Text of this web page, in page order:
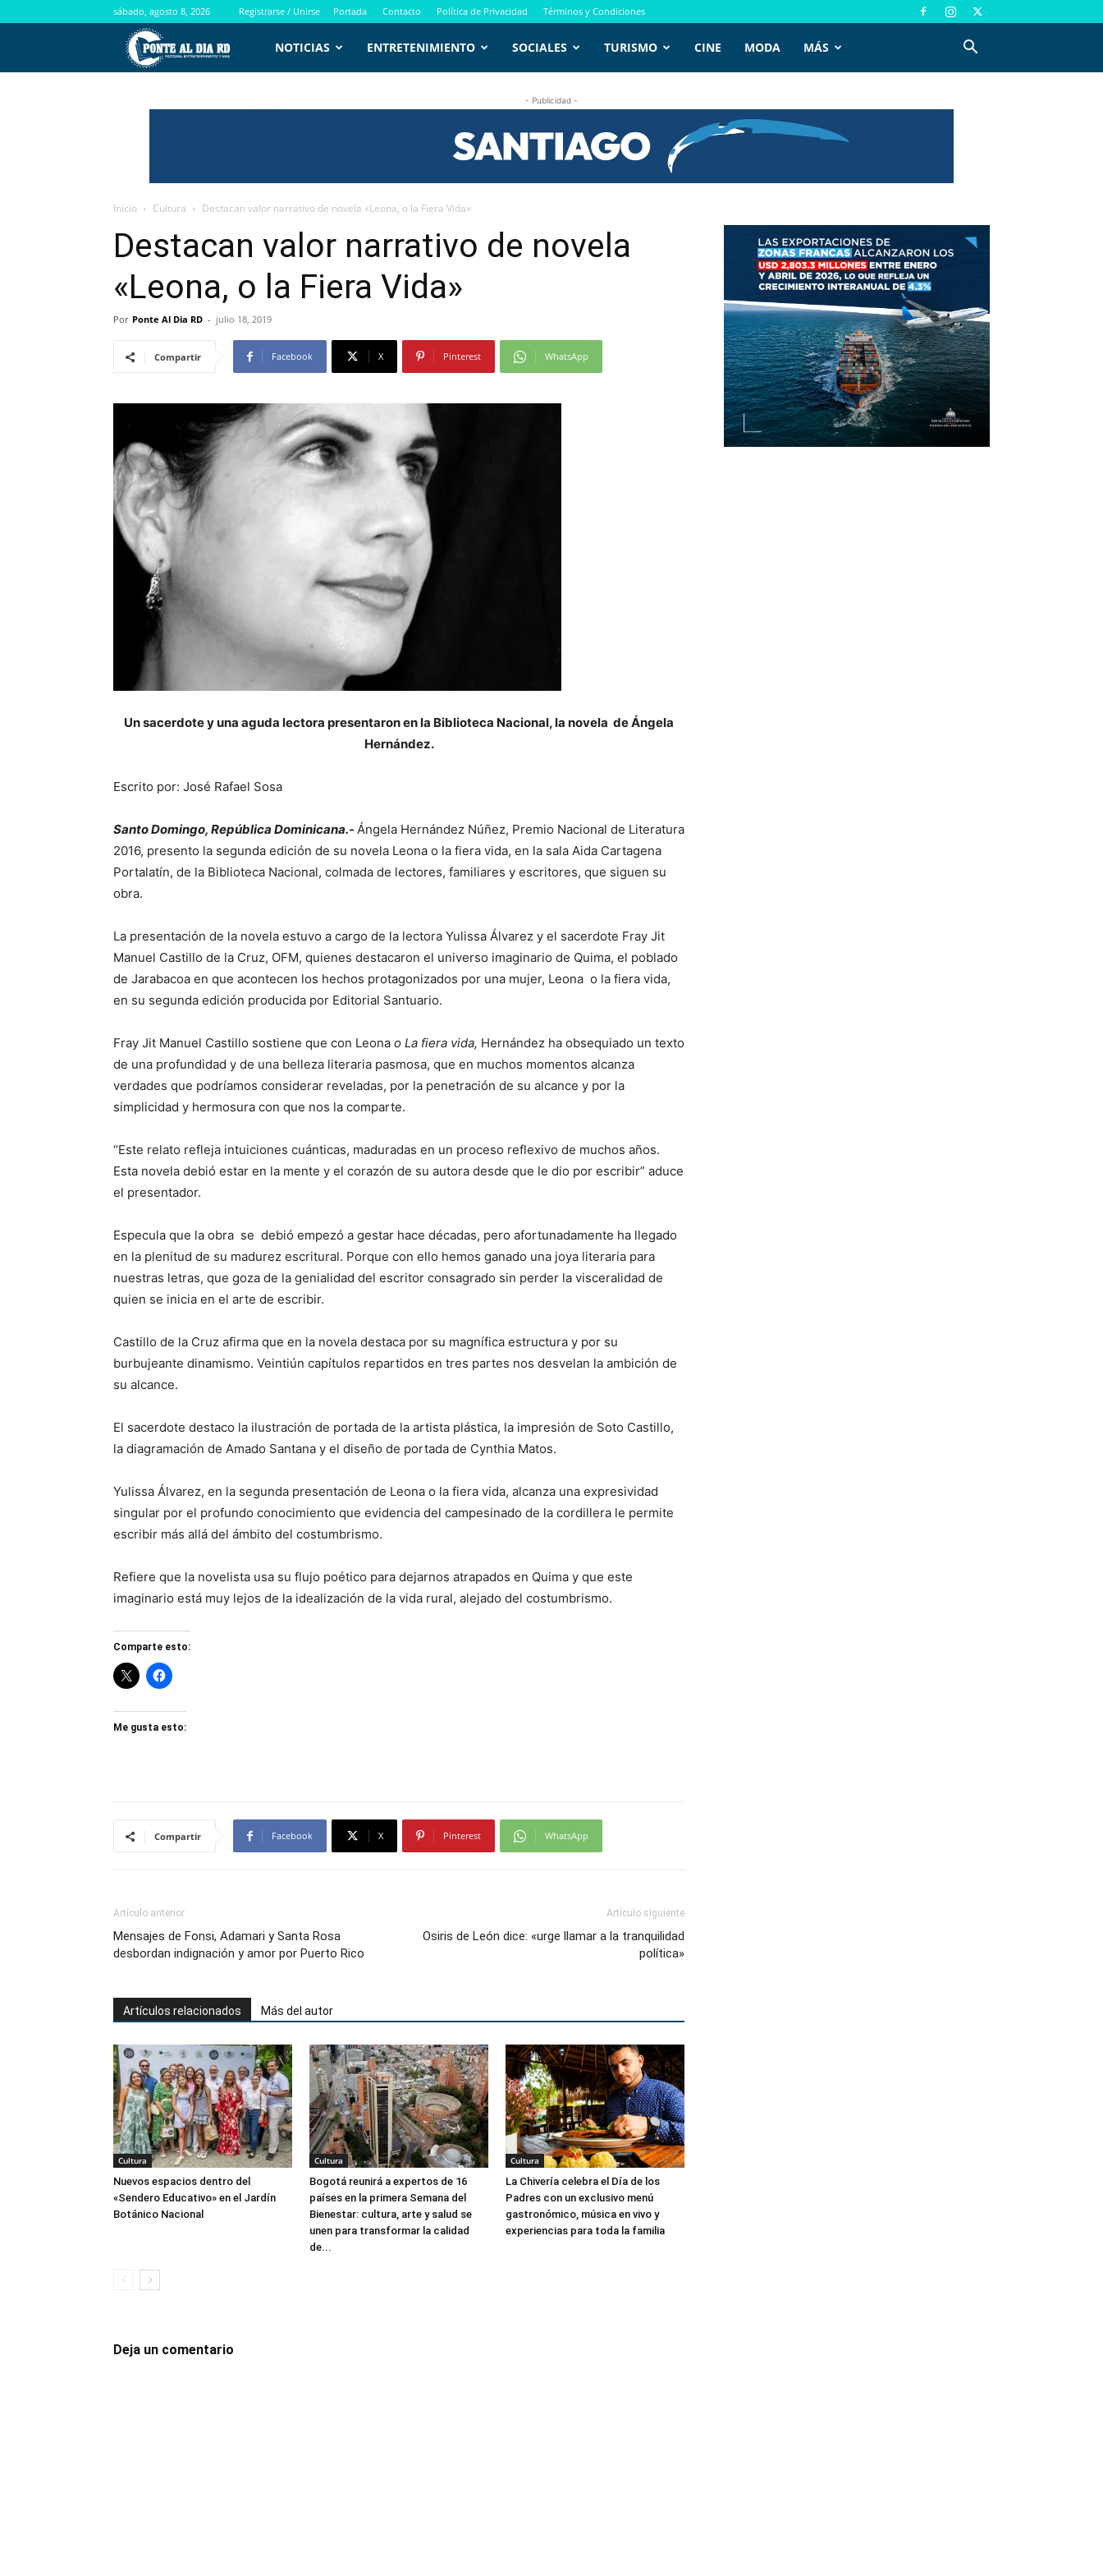
sábado, agosto 8, 2026 Registrarse / Unirse Portada Contacto Política de Privacidad Términos y Condiciones
PontealdiaRD.com
NOTICIAS ENTRETENIMIENTO SOCIALES TURISMO CINE MODA MÁS
- Publicidad -
Inicio Cultura Destacan valor narrativo de novela «Leona, o la Fiera Vida»
Destacan valor narrativo de novela
«Leona, o la Fiera Vida»
Por Ponte Al Dia RD - julio 18, 2019
Compartir Facebook X Pinterest WhatsApp
Un sacerdote y una aguda lectora presentaron en la Biblioteca Nacional, la novela de Ángela
Hernández.
Escrito por: José Rafael Sosa
Santo Domingo, República Dominicana.- Ángela Hernández Núñez, Premio Nacional de Literatura
2016, presento la segunda edición de su novela Leona o la fiera vida, en la sala Aida Cartagena
Portalatín, de la Biblioteca Nacional, colmada de lectores, familiares y escritores, que siguen su
obra.
La presentación de la novela estuvo a cargo de la lectora Yulissa Álvarez y el sacerdote Fray Jit
Manuel Castillo de la Cruz, OFM, quienes destacaron el universo imaginario de Quima, el poblado
de Jarabacoa en que acontecen los hechos protagonizados por una mujer, Leona o la fiera vida,
en su segunda edición producida por Editorial Santuario.
Fray Jit Manuel Castillo sostiene que con Leona o La fiera vida, Hernández ha obsequiado un texto
de una profundidad y de una belleza literaria pasmosa, que en muchos momentos alcanza
verdades que podríamos considerar reveladas, por la penetración de su alcance y por la
simplicidad y hermosura con que nos la comparte.
“Este relato refleja intuiciones cuánticas, maduradas en un proceso reflexivo de muchos años.
Esta novela debió estar en la mente y el corazón de su autora desde que le dio por escribir” aduce
el presentador.
Especula que la obra se debió empezó a gestar hace décadas, pero afortunadamente ha llegado
en la plenitud de su madurez escritural. Porque con ello hemos ganado una joya literaria para
nuestras letras, que goza de la genialidad del escritor consagrado sin perder la visceralidad de
quien se inicia en el arte de escribir.
Castillo de la Cruz afirma que en la novela destaca por su magnífica estructura y por su
burbujeante dinamismo. Veintiún capítulos repartidos en tres partes nos desvelan la ambición de
su alcance.
El sacerdote destaco la ilustración de portada de la artista plástica, la impresión de Soto Castillo,
la diagramación de Amado Santana y el diseño de portada de Cynthia Matos.
Yulissa Álvarez, en la segunda presentación de Leona o la fiera vida, alcanza una expresividad
singular por el profundo conocimiento que evidencia del campesinado de la cordillera le permite
escribir más allá del ámbito del costumbrismo.
Refiere que la novelista usa su flujo poético para dejarnos atrapados en Quima y que este
imaginario está muy lejos de la idealización de la vida rural, alejado del costumbrismo.
Comparte esto:
Me gusta esto:
Compartir Facebook X Pinterest WhatsApp
Artículo anterior
Mensajes de Fonsi, Adamari y Santa Rosa
desbordan indignación y amor por Puerto Rico
Artículo siguiente
Osiris de León dice: «urge llamar a la tranquilidad
política»
Artículos relacionados Más del autor
Cultura
Nuevos espacios dentro del
«Sendero Educativo» en el Jardín
Botánico Nacional
Cultura
Bogotá reunirá a expertos de 16
países en la primera Semana del
Bienestar: cultura, arte y salud se
unen para transformar la calidad
de...
Cultura
La Chivería celebra el Día de los
Padres con un exclusivo menú
gastronómico, música en vivo y
experiencias para toda la familia
Deja un comentario